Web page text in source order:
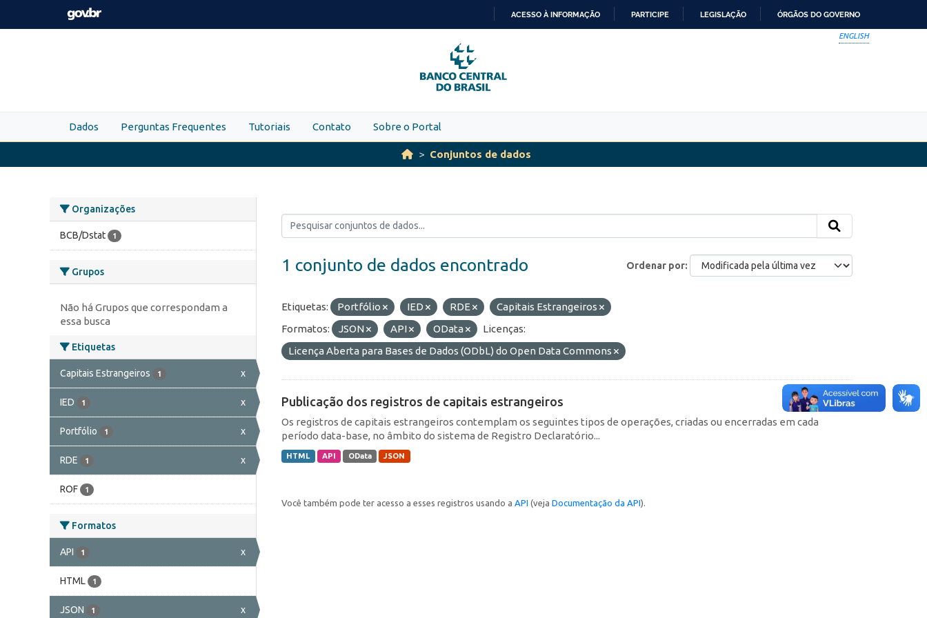
Skip to main content
PARA
O
CONTEÚDO
ACESSO À INFORMAÇÃO PARTICIPE LEGISLAÇÃO ÓRGÃOS DO GOVERNO
ENGLISH
Dados Perguntas Frequentes Tutoriais Contato Sobre o Portal
Conjuntos de dados
Organizações
BCB/Dstat 1
Grupos
Não há Grupos que correspondam a
essa busca
Etiquetas
Capitais Estrangeiros 1 x
IED 1 x
Portfólio 1 x
RDE 1 x
ROF 1
Formatos
API 1 x
HTML 1
JSON 1 x
Ordenar por
1 conjunto de dados encontrado
Etiquetas: Portfólio IED RDE
Capitais Estrangeiros
Formatos:
JSON API OData
Licenças:
Licença Aberta para Bases de Dados (ODbL) do Open Data Commons
Publicação dos registros de capitais estrangeiros
Os registros de capitais estrangeiros contemplam os seguintes tipos de operações, criadas ou encerradas em cada
período data-base, no âmbito do sistema de Registro Declaratório...
HTML API OData JSON
Você também pode ter acesso a esses registros usando a API (veja Documentação da API).